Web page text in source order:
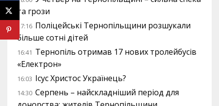
та грози
17:16 Поліцейські Тернопільщини розшукали
більше сотні дітей
16:41 Тернопіль отримав 17 нових тролейбусів
«Електрон»
16:03 Ісус Христос Українець?
14:30 Серпень – найскладніший період для